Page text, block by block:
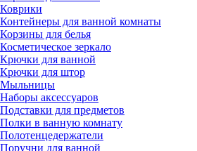
Коврики
Контейнеры для ванной комнаты
Корзины для белья
Косметическое зеркало
Крючки для ванной
Крючки для штор
Мыльницы
Наборы аксессуаров
Подставки для предметов
Полки в ванную комнату
Полотенцедержатели
Поручни для ванной